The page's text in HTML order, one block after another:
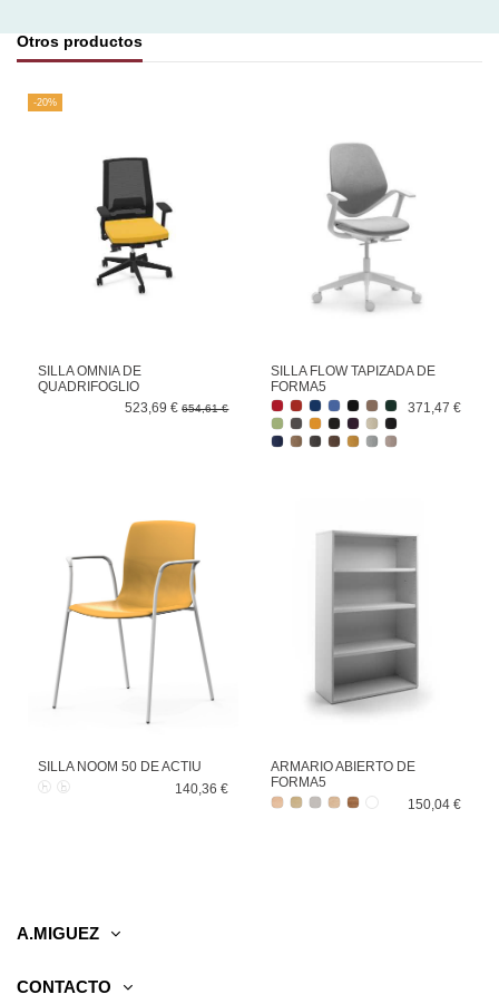
Otros productos
-20%
SILLA OMNIA DE
QUADRIFOGLIO
523,69 €654,61 €
SILLA FLOW TAPIZADA DE
FORMA5
371,47 €
SILLA NOOM 50 DE ACTIU
140,36 €
ARMARIO ABIERTO DE
FORMA5
150,04 €
A.MIGUEZ
CONTACTO